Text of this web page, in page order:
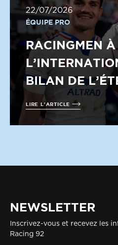
22/07/2026
ÉQUIPE PRO
RACINGMEN À
BILAN DE
LIRE L'ARTICLE
NEWSLETTER
Inscrivez-vous et recevez les
Racing 92